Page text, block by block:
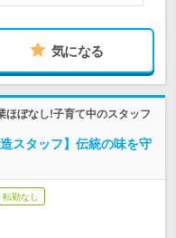
気になる
ほぼなし!子育て中のスタッフ
スタッフ】伝統の味を守
転勤なし